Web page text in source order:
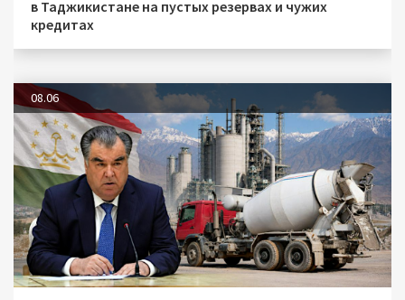
в Таджикистане на пустых резервах и чужих
кредитах
08.06